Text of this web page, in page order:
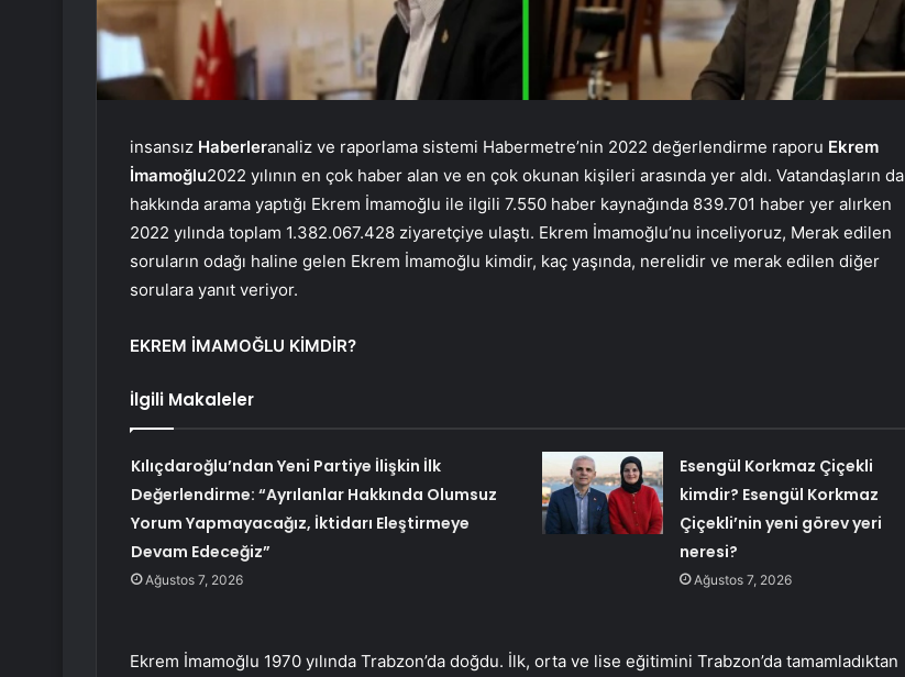
insansız Haberleranaliz ve raporlama sistemi Habermetre’nin 2022 değerlendirme raporu Ekrem
İmamoğlu2022 yılının en çok haber alan ve en çok okunan kişileri arasında yer aldı. Vatandaşların da
hakkında arama yaptığı Ekrem İmamoğlu ile ilgili 7.550 haber kaynağında 839.701 haber yer alırken
2022 yılında toplam 1.382.067.428 ziyaretçiye ulaştı. Ekrem İmamoğlu’nu inceliyoruz, Merak edilen
soruların odağı haline gelen Ekrem İmamoğlu kimdir, kaç yaşında, nerelidir ve merak edilen diğer
sorulara yanıt veriyor.
EKREM İMAMOĞLU KİMDİR?
İlgili Makaleler
Kılıçdaroğlu’ndan Yeni Partiye İlişkin İlk
Değerlendirme: “Ayrılanlar Hakkında Olumsuz
Yorum Yapmayacağız, İktidarı Eleştirmeye
Devam Edeceğiz”
Ağustos 7, 2026
Esengül Korkmaz Çiçekli
kimdir? Esengül Korkmaz
Çiçekli’nin yeni görev yeri
neresi?
Ağustos 7, 2026
Ekrem İmamoğlu 1970 yılında Trabzon’da doğdu. İlk, orta ve lise eğitimini Trabzon’da tamamladıktan